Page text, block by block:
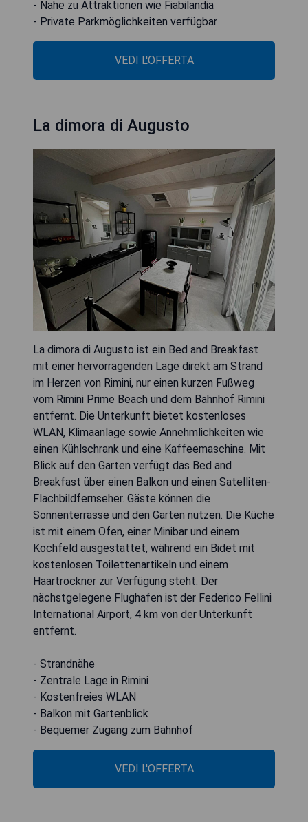
- Nähe zu Attraktionen wie Fiabilandia
- Private Parkmöglichkeiten verfügbar
VEDI L'OFFERTA
La dimora di Augusto
La dimora di Augusto ist ein Bed and Breakfast
mit einer hervorragenden Lage direkt am Strand
im Herzen von Rimini, nur einen kurzen Fußweg
vom Rimini Prime Beach und dem Bahnhof Rimini
entfernt. Die Unterkunft bietet kostenloses
WLAN, Klimaanlage sowie Annehmlichkeiten wie
einen Kühlschrank und eine Kaffeemaschine. Mit
Blick auf den Garten verfügt das Bed and
Breakfast über einen Balkon und einen Satelliten-
Flachbildfernseher. Gäste können die
Sonnenterrasse und den Garten nutzen. Die Küche
ist mit einem Ofen, einer Minibar und einem
Kochfeld ausgestattet, während ein Bidet mit
kostenlosen Toilettenartikeln und einem
Haartrockner zur Verfügung steht. Der
nächstgelegene Flughafen ist der Federico Fellini
International Airport, 4 km von der Unterkunft
entfernt.
- Strandnähe
- Zentrale Lage in Rimini
- Kostenfreies WLAN
- Balkon mit Gartenblick
- Bequemer Zugang zum Bahnhof
VEDI L'OFFERTA